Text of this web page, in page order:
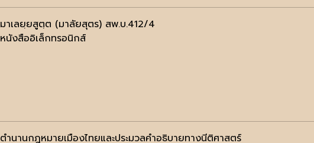
มาเลยฺยสูตฺต (มาลัยสุตร) สพ.บ.412/4
หนังสืออิเล็กทรอนิกส์
ตำนานกฎหมายเมืองไทยและประมวลคำอธิบายทางนีติศาสตร์